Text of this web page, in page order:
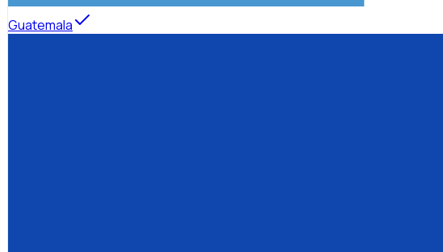
Guatemala